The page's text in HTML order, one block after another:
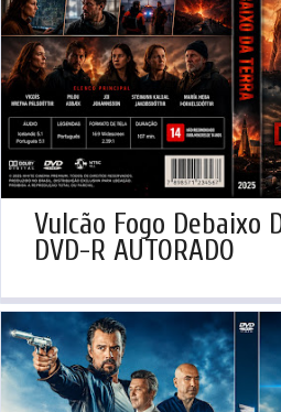
Vulcão Fogo Debaixo
DVD-R AUTORADO